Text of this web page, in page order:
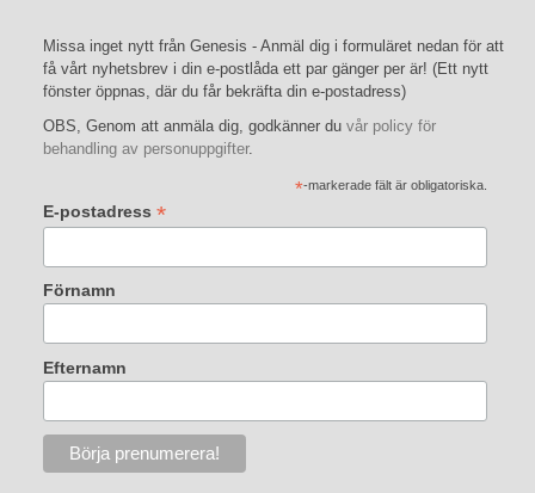
Missa inget nytt från Genesis - Anmäl dig i formuläret nedan för att
få vårt nyhetsbrev i din e-postlåda ett par gänger per är! (Ett nytt
fönster öppnas, där du får bekräfta din e-postadress)
OBS, Genom att anmäla dig, godkänner du vår policy för
behandling av personuppgifter.
*-markerade fält är obligatoriska.
E-postadress *
Förnamn
Efternamn